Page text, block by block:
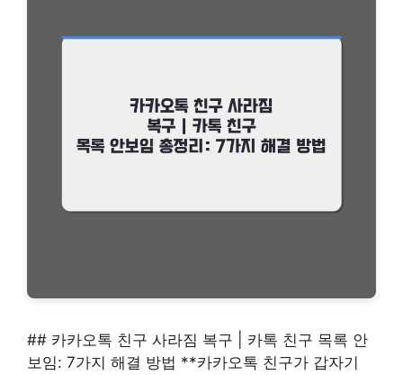
## 카카오톡 친구 사라짐 복구 | 카톡 친구 목록 안
보임: 7가지 해결 방법 **카카오톡 친구가 갑자기